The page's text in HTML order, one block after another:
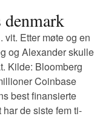
vit. Etter møte og en
og Alexander skulle
Kilde: Bloomberg
Coinbase
best finansierte
de siste fem ti-